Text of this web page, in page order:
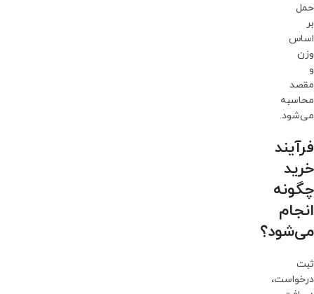
حمل
بر
اساس
وزن
و
مقصد
محاسبه
می‌شود.
فرآیند
خرید
چگونه
انجام
می‌شود؟
ثبت
درخواست،